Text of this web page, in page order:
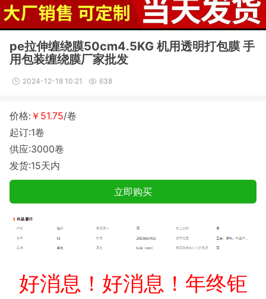
pe拉伸缠绕膜50cm4.5KG 机用透明打包膜 手
用包装缠绕膜厂家批发
2024-12-18 10:21 638
价格: ￥51.75/卷
起订:1卷
供应:3000卷
发货:15天内
立即购买
好消息！好消息！年终钜